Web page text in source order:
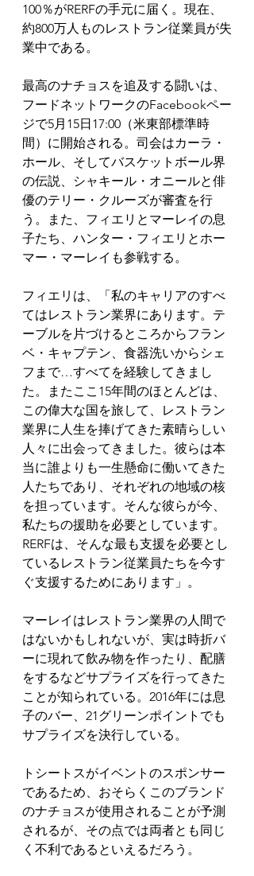
100％がRERFの手元に届く。現在、
約800万人ものレストラン従業員が失
業中である。
最高のナチョスを追及する闘いは、
フードネットワークのFacebookペー
ジで5月15日17:00（米東部標準時
間）に開始される。司会はカーラ・
ホール、そしてバスケットボール界
の伝説、シャキール・オニールと俳
優のテリー・クルーズが審査を行
う。また、フィエリとマーレイの息
子たち、ハンター・フィエリとホー
マー・マーレイも参戦する。
フィエリは、「私のキャリアのすべ
てはレストラン業界にあります。テ
ーブルを片づけるところからフラン
ベ・キャプテン、食器洗いからシェ
フまで…すべてを経験してきまし
た。またここ15年間のほとんどは、
この偉大な国を旅して、レストラン
業界に人生を捧げてきた素晴らしい
人々に出会ってきました。彼らは本
当に誰よりも一生懸命に働いてきた
人たちであり、それぞれの地域の核
を担っています。そんな彼らが今、
私たちの援助を必要としています。
RERFは、そんな最も支援を必要とし
ているレストラン従業員たちを今す
ぐ支援するためにあります」。
マーレイはレストラン業界の人間で
はないかもしれないが、実は時折バ
ーに現れて飲み物を作ったり、配膳
をするなどサプライズを行ってきた
ことが知られている。2016年には息
子のバー、21グリーンポイントでも
サプライズを決行している。
トシートスがイベントのスポンサー
であるため、おそらくこのブランド
のナチョスが使用されることが予測
されるが、その点では両者とも同じ
く不利であるといえるだろう。